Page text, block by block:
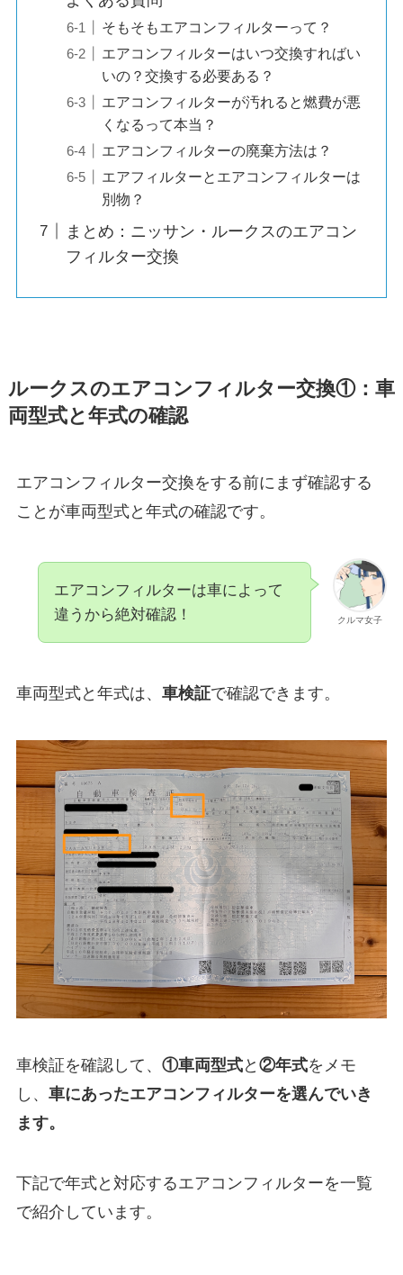
そもそもエアコンフィルターって？
エアコンフィルターはいつ交換すればい
いの？交換する必要ある？
エアコンフィルターが汚れると燃費が悪
くなるって本当？
エアコンフィルターの廃棄方法は？
エアフィルターとエアコンフィルターは
別物？
まとめ：ニッサン・ルークスのエアコン
フィルター交換
ルークスのエアコンフィルター交換①：車
両型式と年式の確認
エアコンフィルター交換をする前にまず確認する
ことが車両型式と年式の確認です。
クルマ女子
エアコンフィルターは車によって
違うから絶対確認！
車両型式と年式は、 車検証で確認できます。
車検証を確認して、 ①車両型式と ②年式をメモ
し、 車にあったエアコンフィルターを選んでいき
ます。
下記で年式と対応するエアコンフィルターを一覧
で紹介しています。